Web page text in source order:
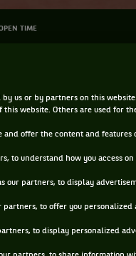
TIME
us or by partners on this
website. Others are used for
and offer the content and features
to understand how you access
our partners, to display
partners, to offer you personalized
to display personalized